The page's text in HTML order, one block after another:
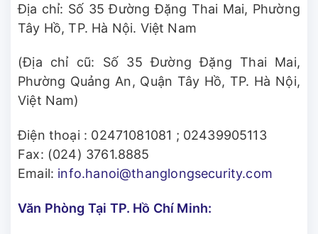
Địa chỉ: Số 35 Đường Đặng Thai Mai, Phường
Tây Hồ, TP. Hà Nội. Việt Nam
(Địa chỉ cũ: Số 35 Đường Đặng Thai Mai,
Phường Quảng An, Quận Tây Hồ, TP. Hà Nội,
Việt Nam)
Điện thoại : 02471081081 ; 02439905113
Fax: (024) 3761.8885
Email: info.hanoi@thanglongsecurity.com
Văn Phòng Tại TP. Hồ Chí Minh: